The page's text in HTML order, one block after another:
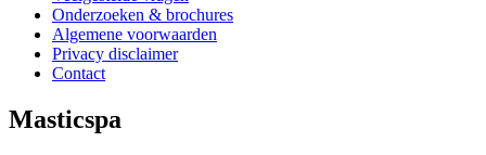
Onderzoeken & brochures
Algemene voorwaarden
Privacy disclaimer
Contact
Masticspa